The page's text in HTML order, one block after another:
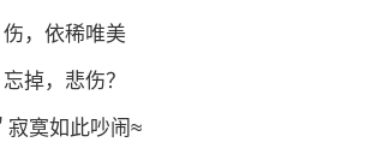
伤，依稀唯美
忘掉，悲伤？
寂寞如此吵闹≈